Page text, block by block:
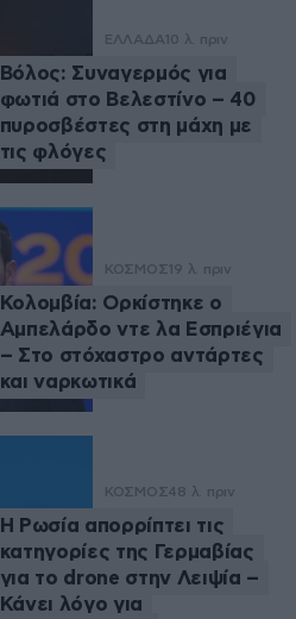
ΕΛΛΑΔΑ 10 λ. πριν
Βόλος: Συναγερμός για
φωτιά στο Βελεστίνο – 40
πυροσβέστες στη μάχη με
τις φλόγες
ΚΟΣΜΟΣ 19 λ. πριν
Κολομβία: Ορκίστηκε ο
Αμπελάρδο ντε λα Εσπριέγια
– Στο στόχαστρο αντάρτες
και ναρκωτικά
ΚΟΣΜΟΣ48 λ. πριν
Η Ρωσία απορρίπτει τις
κατηγορίες της Γερμαβίας
για το drone στην Λειψία –
Κάνει λόγο για